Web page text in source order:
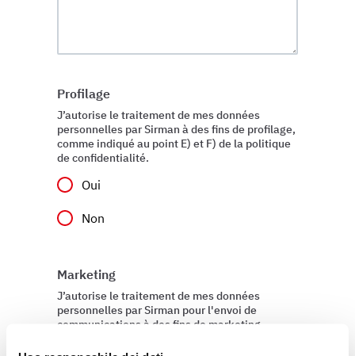
Profilage
J’autorise le traitement de mes données
personnelles par Sirman à des fins de profilage,
comme indiqué au point E) et F) de la politique
de confidentialité.
Oui
Non
Marketing
J’autorise le traitement de mes données
personnelles par Sirman pour l'envoi de
communications à des fins de marketing,
de confidentialité.